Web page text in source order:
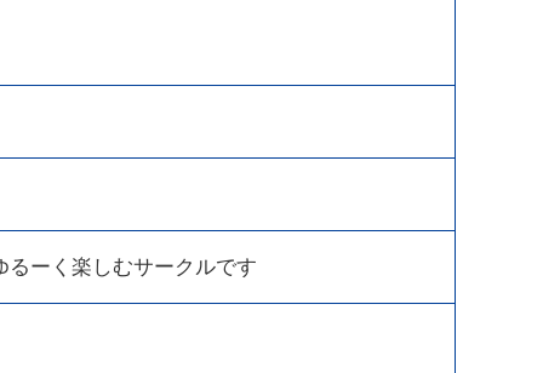
ーく楽しむサークルです